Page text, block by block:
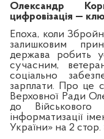
Олександр
цифровізація —
Епоха, коли
залишковим
держава робить
сучасним,
соціально
зарплати. Про це
Верховної Ради
до Військового
інформатизації
України» на 2 стор.